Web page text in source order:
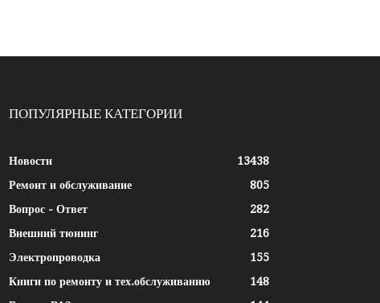
ПОПУЛЯРНЫЕ КАТЕГОРИИ
Новости
13438
Ремонт и обслуживание
805
Вопрос - Ответ
282
Внешний тюнинг
216
Электропроводка
155
Книги по ремонту и тех.обслуживанию
148